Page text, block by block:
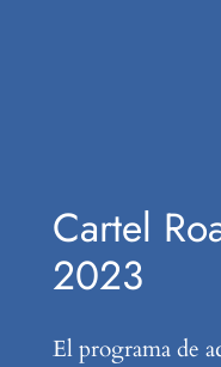
Cartel
2023
El programa de